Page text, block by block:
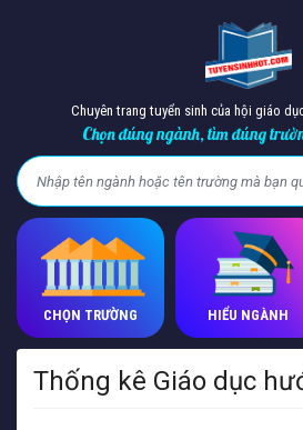
Chuyên trang tuyển sinh của hội giáo
Chọn đúng ngành, tìm đúng
HIỂU NGÀNH
CHỌN TRƯỜNG
Thống kê Giáo dục